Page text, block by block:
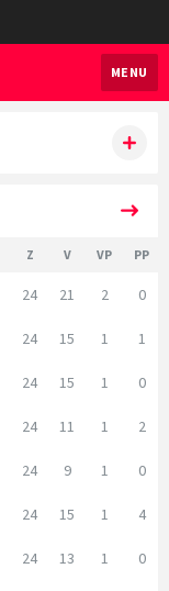
MENU
Z V VP PP
24 21 2 0
24 15 1 1
24 15 1 0
24 11 1 2
24 9 1 0
24 15 1 4
24 13 1 0